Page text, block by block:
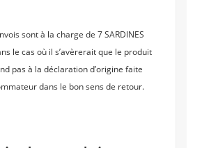
sont à la charge de 7 SARDINES
le cas où il s’avèrerait que le produit
pas à la déclaration d’origine faite
dans le bon sens de retour.